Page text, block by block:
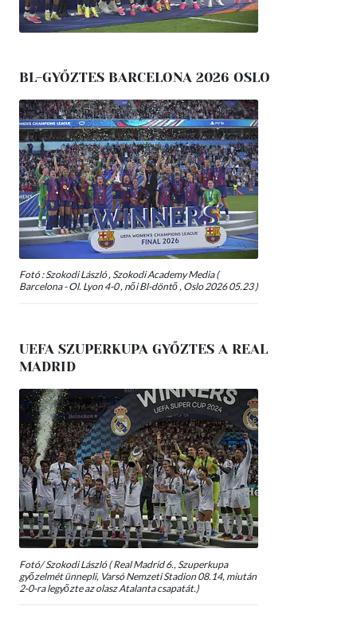
BL-GYŐZTES BARCELONA 2026 OSLO
Fotó : Szokodi László , Szokodi Academy Media (
Barcelona - Ol. Lyon 4-0 , női Bl-döntő , Oslo 2026 05.23 )
UEFA SZUPERKUPA GYŐZTES A REAL
MADRID
Fotó/ Szokodi László ( Real Madrid 6., Szuperkupa
győzelmét ünnepli, Varsó Nemzeti Stadion 08.14, miután
2-0-ra legyőzte az olasz Atalanta csapatát.)